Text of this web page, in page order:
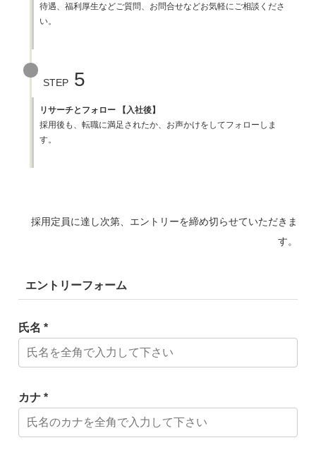
待遇、福利厚生などご質問、お問合せなどお気軽にご相談くださ
い。
STEP 5
リサーチとフォロー 【入社後】
採用後も、転職に満足されたか、お声かけをしてフォローしま
す。
採用定員に達し次第、エントリーを締め切らせていただきま
す。
エントリーフォーム
氏名 *
カナ *